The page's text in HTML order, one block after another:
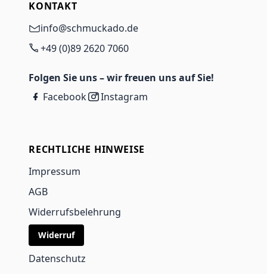
KONTAKT
info@schmuckado.de
+49 (0)89 2620 7060
Folgen Sie uns – wir freuen uns auf Sie!
Facebook
Instagram
RECHTLICHE HINWEISE
Impressum
AGB
Widerrufsbelehrung
Widerruf
Datenschutz